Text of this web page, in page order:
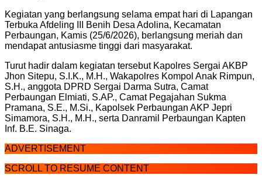
Kegiatan yang berlangsung selama empat hari di Lapangan
Terbuka Afdeling III Benih Desa Adolina, Kecamatan
Perbaungan, Kamis (25/6/2026), berlangsung meriah dan
mendapat antusiasme tinggi dari masyarakat.
Turut hadir dalam kegiatan tersebut Kapolres Sergai AKBP
Jhon Sitepu, S.I.K., M.H., Wakapolres Kompol Anak Rimpun,
S.H., anggota DPRD Sergai Darma Sutra, Camat
Perbaungan Elmiati, S.AP., Camat Pegajahan Sukma
Pramana, S.E., M.Si., Kapolsek Perbaungan AKP Jepri
Simamora, S.H., M.H., serta Danramil Perbaungan Kapten
Inf. B.E. Sinaga.
ADVERTISEMENT
SCROLL TO RESUME CONTENT